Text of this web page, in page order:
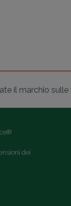
il marchio
dei